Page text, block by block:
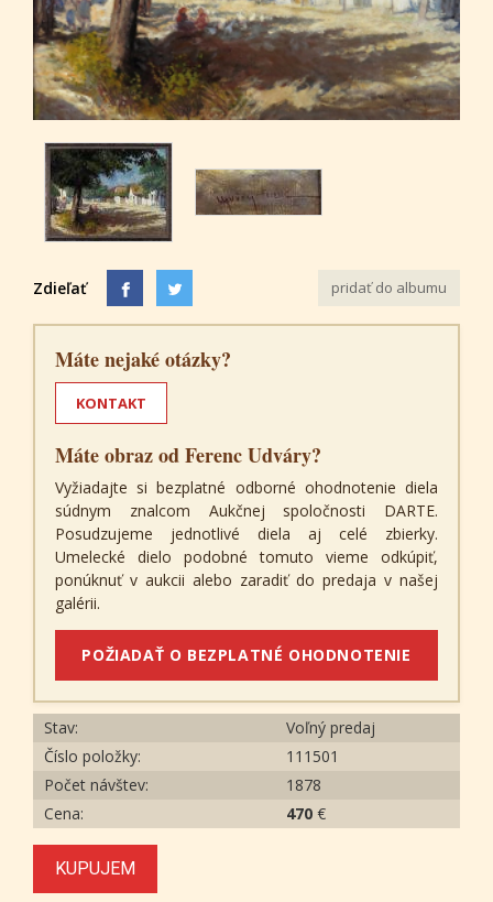
Zdieľať pridať do albumu
Máte nejaké otázky?
KONTAKT
Máte obraz od Ferenc Udváry?
Vyžiadajte si bezplatné odborné ohodnotenie diela
súdnym znalcom Aukčnej spoločnosti DARTE.
Posudzujeme jednotlivé diela aj celé zbierky.
Umelecké dielo podobné tomuto vieme odkúpiť,
ponúknuť v aukcii alebo zaradiť do predaja v našej
galérii.
POŽIADAŤ O BEZPLATNÉ OHODNOTENIE
Stav:
Voľný predaj
Číslo položky:
111501
Počet návštev:
1878
Cena:
470 €
KUPUJEM